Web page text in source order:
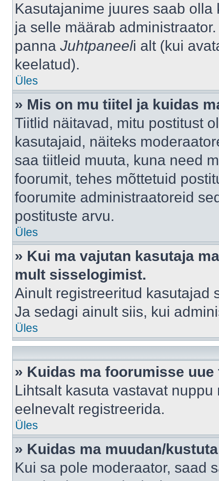
Kasutajanime juures saab
ja selle määrab
panna Juhtpaneeli alt (kui
keelatud).
Üles
» Mis on mu tiitel ja kuidas
Tiitlid näitavad, mitu postitust
kasutajaid, näiteks
saa tiitleid muuta, kuna need
foorumit, tehes mõttetuid
foorumite administraatoreid
postituste arvu.
Üles
» Kui ma vajutan kasutaja
mult sisselogimist.
Ainult registreeritud kasutajad
Ja sedagi ainult siis, kui
Üles
» Kuidas ma foorumisse uue
Lihtsalt kasuta vastavat
eelnevalt registreerida.
Üles
» Kuidas ma muudan/
Kui sa pole moderaator, saad